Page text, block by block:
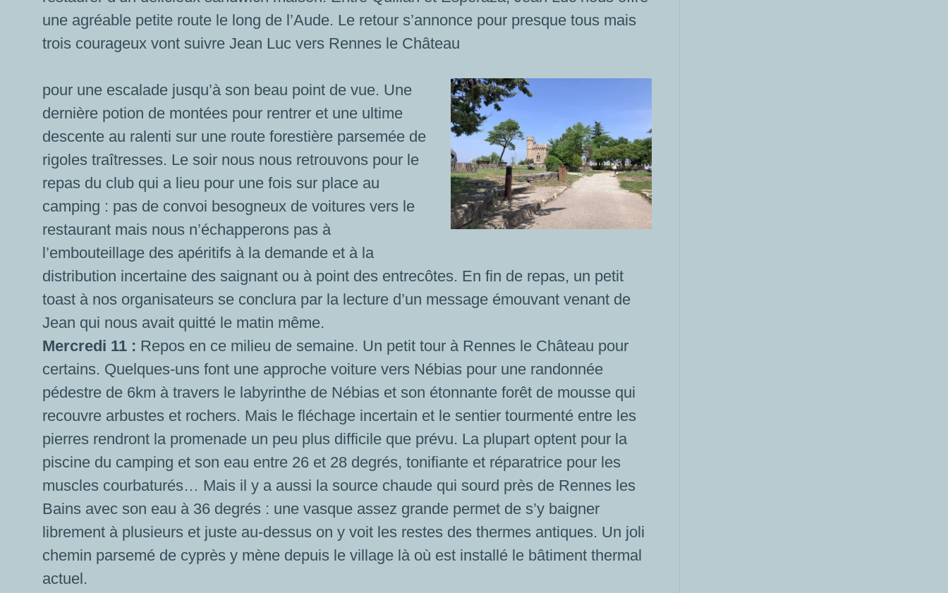
une agréable petite route le long de l’Aude. Le retour s’annonce pour presque tous mais
trois courageux vont suivre Jean Luc vers Rennes le Château
pour une escalade jusqu’à son beau point de vue. Une
dernière potion de montées pour rentrer et une ultime
descente au ralenti sur une route forestière parsemée de
rigoles traîtresses. Le soir nous nous retrouvons pour le
repas du club qui a lieu pour une fois sur place au
camping : pas de convoi besogneux de voitures vers le
restaurant mais nous n’échapperons pas à
l’embouteillage des apéritifs à la demande et à la
distribution incertaine des saignant ou à point des entrecôtes. En fin de repas, un petit
toast à nos organisateurs se conclura par la lecture d’un message émouvant venant de
Jean qui nous avait quitté le matin même.
Mercredi 11 : Repos en ce milieu de semaine. Un petit tour à Rennes le Château pour
certains. Quelques-uns font une approche voiture vers Nébias pour une randonnée
pédestre de 6km à travers le labyrinthe de Nébias et son étonnante forêt de mousse qui
recouvre arbustes et rochers. Mais le fléchage incertain et le sentier tourmenté entre les
pierres rendront la promenade un peu plus difficile que prévu. La plupart optent pour la
piscine du camping et son eau entre 26 et 28 degrés, tonifiante et réparatrice pour les
muscles courbaturés… Mais il y a aussi la source chaude qui sourd près de Rennes les
Bains avec son eau à 36 degrés : une vasque assez grande permet de s’y baigner
librement à plusieurs et juste au-dessus on y voit les restes des thermes antiques. Un joli
chemin parsemé de cyprès y mène depuis le village là où est installé le bâtiment thermal
actuel.